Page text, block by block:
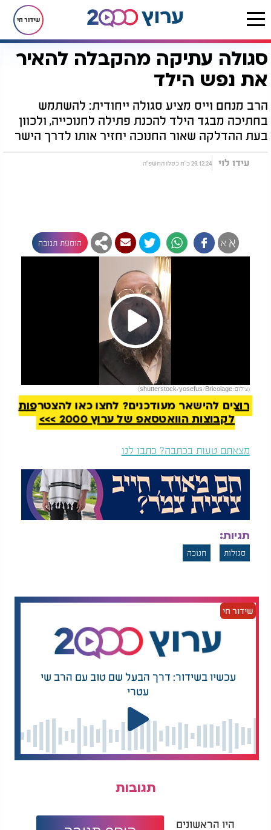
שידור חי
דף הבית יהדות חגים ומועדים חנוכה סגולה עתיקה מהקבלה להאיר את נפש הילד
סגולה עתיקה מהקבלה להאיר
את נפש הילד
הרב מנחם וייס מציע סגולה ייחודית: להשתמש
בחתיכה מבגד הילד להכנת פתילה לחנוכייה, ולכוון
בעת ההדלקה שאור החנוכה יחזיר אותו לדרך הישר
עידו לוי 29.12.24 כ"ח כסלו התשפ"ה
א א הוספת תגובה
Play
Video
(צילום: shutterstock/yosefus/Bricolage)
להמשך קריאה
רוצים להישאר מעודכנים? לחצו כאן להצטרפות
לקבוצות הוואטסאפ של ערוץ 2000 >>>
מצאתם טעות בכתבה? כתבו לנו
תגיות:
סגולות חנוכה
שידור חי
עכשיו בשידור: דרך הבעל שם טוב עם הרב שי
עטרי
תגובות
היו הראשונים